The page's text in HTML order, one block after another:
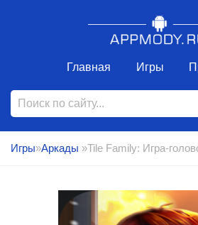
Главная Игры
Игры»Аркады »Tile Family: Игра-